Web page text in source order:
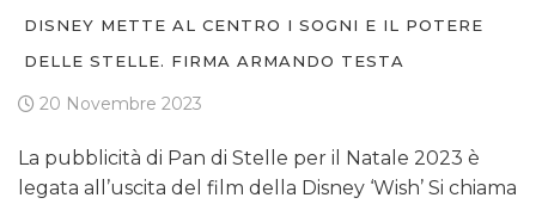
DISNEY METTE AL CENTRO I SOGNI E IL POTERE
DELLE STELLE. FIRMA ARMANDO TESTA
20 Novembre 2023
La pubblicità di Pan di Stelle per il Natale 2023 è
legata all’uscita del film della Disney ‘Wish’ Si chiama